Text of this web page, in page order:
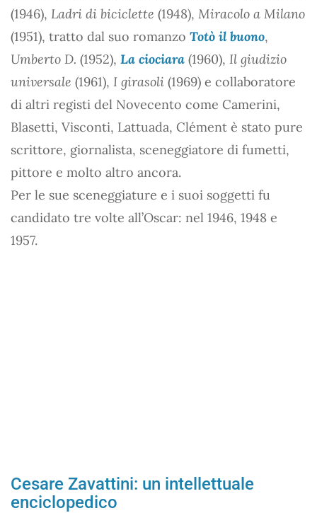
(1946), Ladri di biciclette (1948), Miracolo a Milano
(1951), tratto dal suo romanzo Totò il buono,
Umberto D. (1952), La ciociara (1960), Il giudizio
universale (1961), I girasoli (1969) e collaboratore
di altri registi del Novecento come Camerini,
Blasetti, Visconti, Lattuada, Clément è stato pure
scrittore, giornalista, sceneggiatore di fumetti,
pittore e molto altro ancora.
Per le sue sceneggiature e i suoi soggetti fu
candidato tre volte all’Oscar: nel 1946, 1948 e
1957.
Cesare Zavattini: un intellettuale
enciclopedico